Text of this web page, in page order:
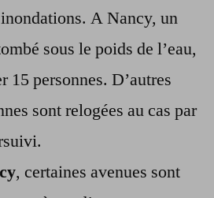
A Nancy, un
sous le poids de l’eau,
15 personnes. D’autres
sont relogées au cas par
, certaines avenues sont